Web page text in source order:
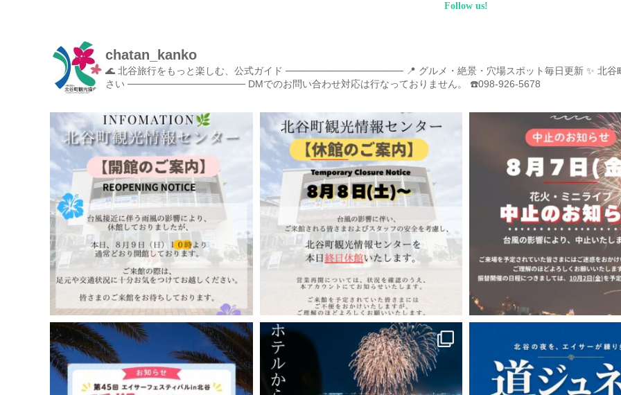
Follow us!
chatan_kanko
🌊 北谷旅行をもっと楽しむ、公式ガイド ───────────────── 📍 グルメ・絶景・穴場スポット毎日更新 ✨ 北谷
さい ───────────────── DMでのお問い合わせ対応は行なっておりません。 ☎️098-926-5678